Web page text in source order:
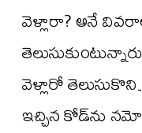
వెళ్లారా? అనే
వెళ్లారో
ఇచ్చిన కోడ్‌ను